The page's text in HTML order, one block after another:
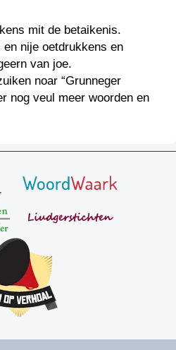
mit de betaikenis.
nije oetdrukkens en
van joe.
noar “Grunneger
nog veul meer woorden en